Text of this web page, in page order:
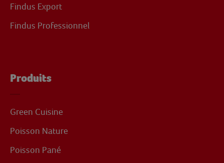
Findus Export
Findus Professionnel
Produits
Green Cuisine
Poisson Nature
Poisson Pané